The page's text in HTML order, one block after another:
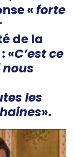
«forte
de la
«C’est ce
les
».